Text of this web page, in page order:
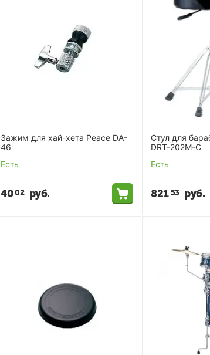
Зажим для хай-хета Peace DA-
46
Есть
4002 руб.
Стул для
DRT-202M-C
Есть
82153 руб.